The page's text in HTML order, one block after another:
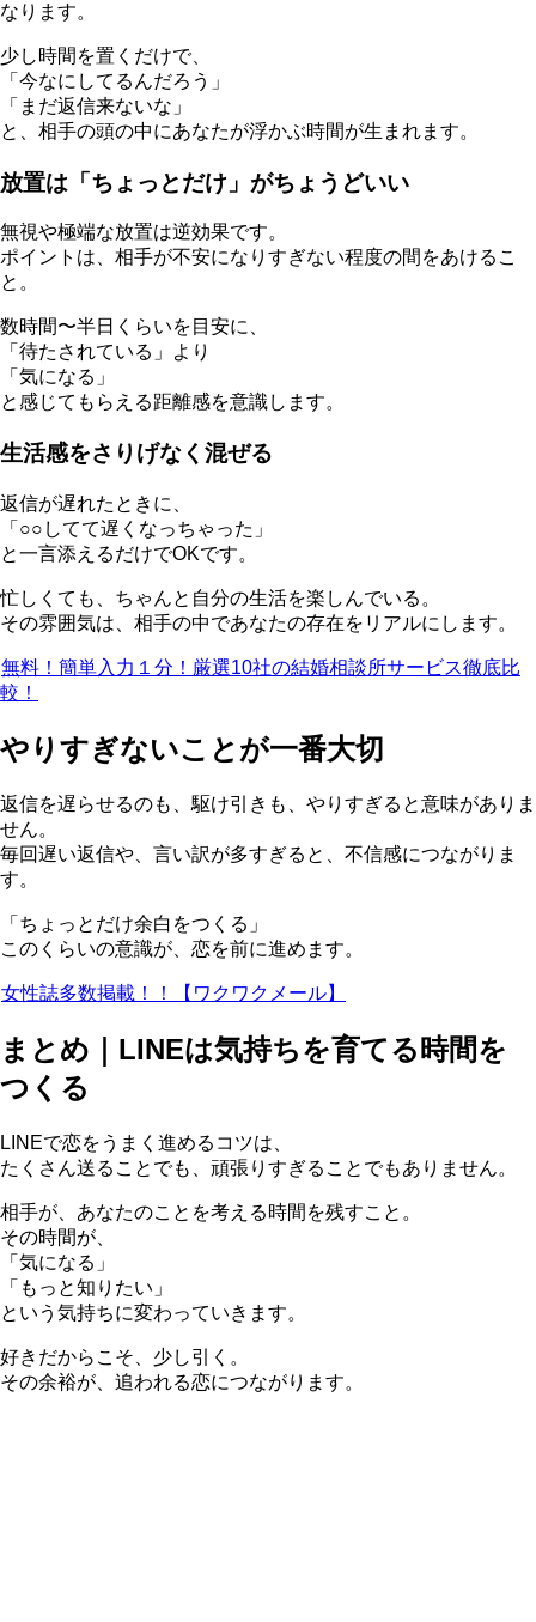
なります。
少し時間を置くだけで、
「今なにしてるんだろう」
「まだ返信来ないな」
と、相手の頭の中にあなたが浮かぶ時間が生まれます。
放置は「ちょっとだけ」がちょうどいい
無視や極端な放置は逆効果です。
ポイントは、相手が不安になりすぎない程度の間をあけるこ
と。
数時間〜半日くらいを目安に、
「待たされている」より
「気になる」
と感じてもらえる距離感を意識します。
生活感をさりげなく混ぜる
返信が遅れたときに、
「○○してて遅くなっちゃった」
と一言添えるだけでOKです。
忙しくても、ちゃんと自分の生活を楽しんでいる。
その雰囲気は、相手の中であなたの存在をリアルにします。
無料！簡単入力１分！厳選10社の結婚相談所サービス徹底比
較！
やりすぎないことが一番大切
返信を遅らせるのも、駆け引きも、やりすぎると意味がありま
せん。
毎回遅い返信や、言い訳が多すぎると、不信感につながりま
す。
「ちょっとだけ余白をつくる」
このくらいの意識が、恋を前に進めます。
女性誌多数掲載！！【ワクワクメール】
まとめ｜LINEは気持ちを育てる時間を
つくる
LINEで恋をうまく進めるコツは、
たくさん送ることでも、頑張りすぎることでもありません。
相手が、あなたのことを考える時間を残すこと。
その時間が、
「気になる」
「もっと知りたい」
という気持ちに変わっていきます。
好きだからこそ、少し引く。
その余裕が、追われる恋につながります。